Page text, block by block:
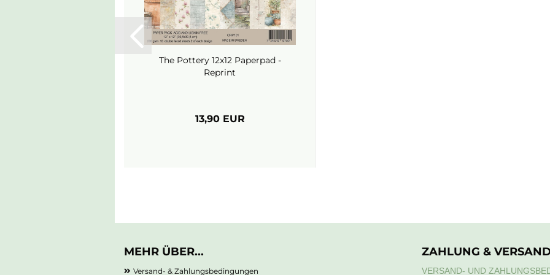
The Pottery 12x12 Paperpad -
Reprint
13,90 EUR
MEHR ÜBER...
Versand- & Zahlungsbedingungen
ZAHLUNG &
VERSAND- UND